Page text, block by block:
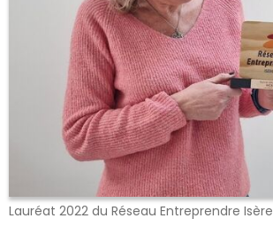
Lauréat 2022 du Réseau Entreprendre Isère